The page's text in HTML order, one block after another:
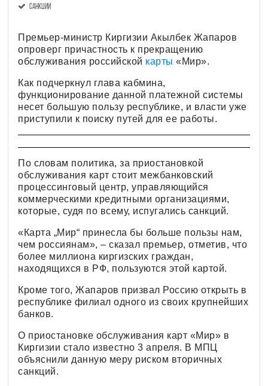
санкции
Премьер-министр Киргизии Акылбек Жапаров
опроверг причастность к прекращению
обслуживания российской карты «Мир».
Как подчеркнул глава кабмина,
функционирование данной платежной системы
несет большую пользу республике, и власти уже
приступили к поиску путей для ее работы.
По словам политика, за приостановкой
обслуживания карт стоит межбанковский
процессинговый центр, управляющийся
коммерческими кредитными организациями,
которые, судя по всему, испугались санкций.
«Карта „Мир“ принесла бы больше пользы нам,
чем россиянам», – сказал премьер, отметив, что
более миллиона киргизских граждан,
находящихся в РФ, пользуются этой картой.
Кроме того, Жапаров призвал Россию открыть в
республике филиал одного из своих крупнейших
банков.
О приостановке обслуживания карт «Мир» в
Киргизии стало известно 3 апреля. В МПЦ
объяснили данную меру риском вторичных
санкций.